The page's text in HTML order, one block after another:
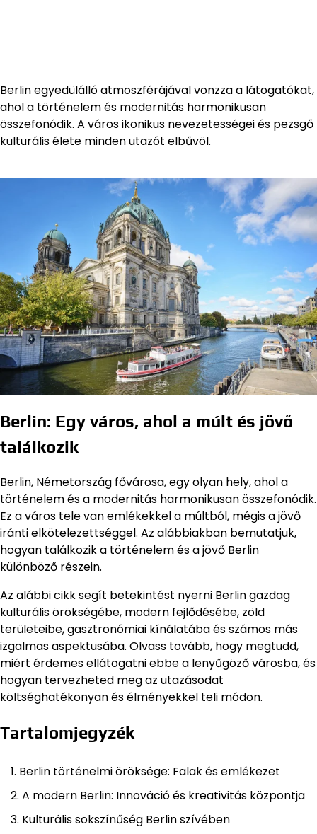
Berlin egyedülálló atmoszférájával vonzza a látogatókat,
ahol a történelem és modernitás harmonikusan
összefonódik. A város ikonikus nevezetességei és pezsgő
kulturális élete minden utazót elbűvöl.
Berlin: Egy város, ahol a múlt és jövő
találkozik
Berlin, Németország fővárosa, egy olyan hely, ahol a
történelem és a modernitás harmonikusan összefonódik.
Ez a város tele van emlékekkel a múltból, mégis a jövő
iránti elkötelezettséggel. Az alábbiakban bemutatjuk,
hogyan találkozik a történelem és a jövő Berlin
különböző részein.
Az alábbi cikk segít betekintést nyerni Berlin gazdag
kulturális örökségébe, modern fejlődésébe, zöld
területeibe, gasztronómiai kínálatába és számos más
izgalmas aspektusába. Olvass tovább, hogy megtudd,
miért érdemes ellátogatni ebbe a lenyűgöző városba, és
hogyan tervezheted meg az utazásodat
költséghatékonyan és élményekkel teli módon.
Tartalomjegyzék
Berlin történelmi öröksége: Falak és emlékezet
A modern Berlin: Innováció és kreativitás központja
Kulturális sokszínűség Berlin szívében